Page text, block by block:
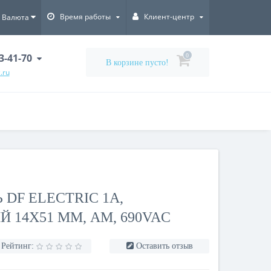
Валюта Время работы Клиент-центр
41-70 В корзине пусто!
0
ELECTRIC 1A,
ММ, AM, 690VAC
Рейтинг: Оставить отзыв